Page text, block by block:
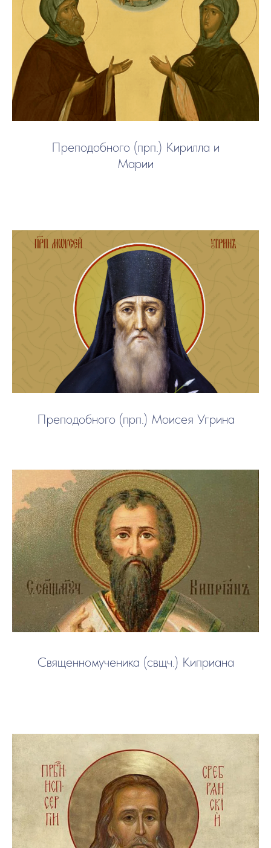
Преподобного (прп.) Кирилла и
Марии
Преподобного (прп.) Моисея Угрина
Священномученика (свщч.) Киприана